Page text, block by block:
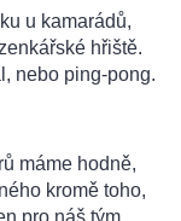
u kamarádů,
hřiště.
nebo ping-pong.
máme hodně,
kromě toho,